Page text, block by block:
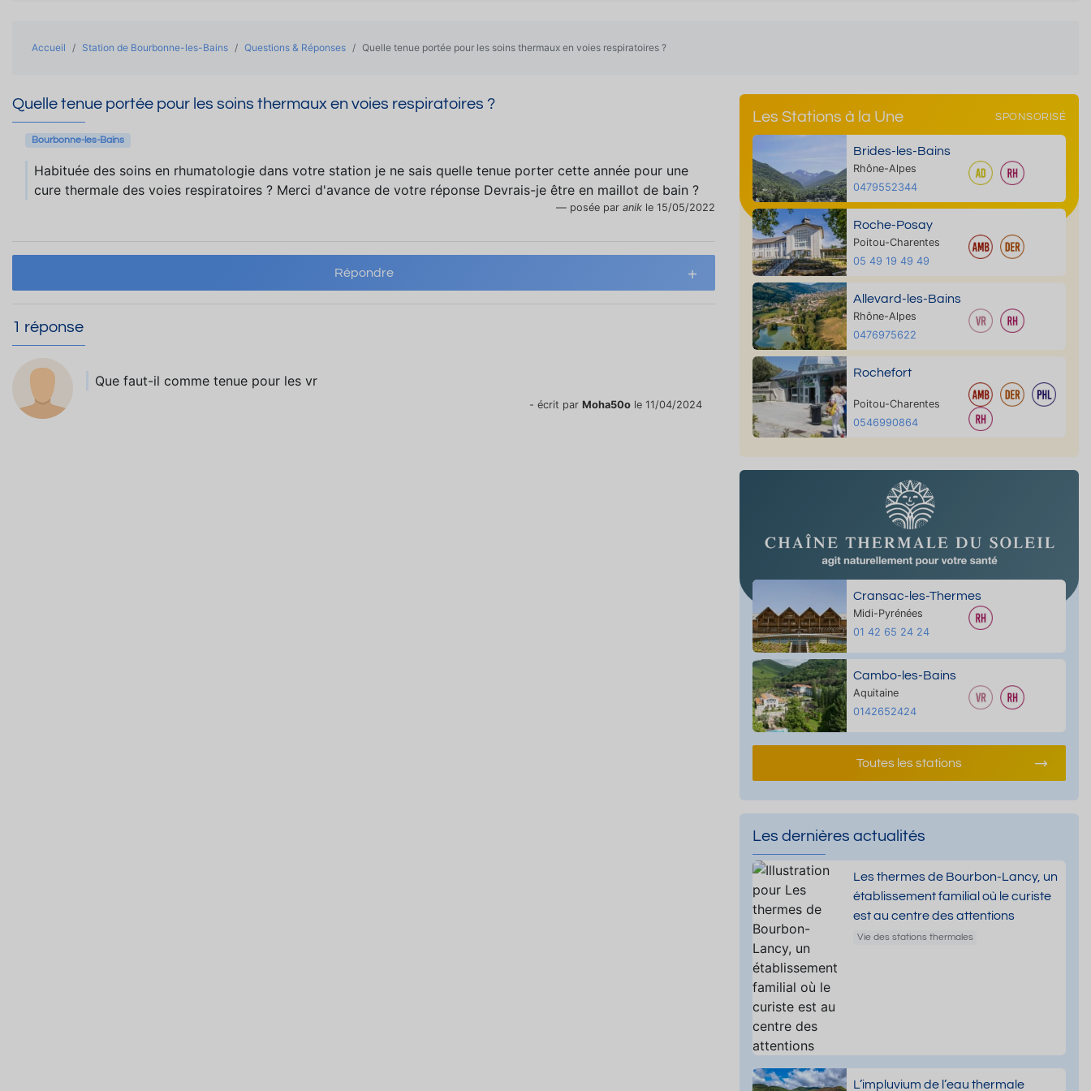
Accueil Station de Bourbonne-les-Bains Questions & Réponses Quelle tenue portée pour les soins thermaux en voies respiratoires ?
Quelle tenue portée pour les soins thermaux en voies respiratoires ?
Bourbonne-les-Bains
Habituée des soins en rhumatologie dans votre station je ne sais quelle tenue porter cette année pour une
cure thermale des voies respiratoires ? Merci d'avance de votre réponse Devrais-je être en maillot de bain ?
posée par anik le 15/05/2022
Répondre
1 réponse
Que faut-il comme tenue pour les vr
- écrit par Moha50ole 11/04/2024
Les Stations à la Une SPONSORISÉ
Brides-les-Bains
Rhône-Alpes
0479552344
Roche-Posay
Poitou-Charentes
05 49 19 49 49
Allevard-les-Bains
Rhône-Alpes
0476975622
Rochefort
Poitou-Charentes
0546990864
Cransac-les-Thermes
Midi-Pyrénées
01 42 65 24 24
Cambo-les-Bains
Aquitaine
0142652424
Toutes les stations
Les dernières actualités
Les thermes de Bourbon-Lancy, un
établissement familial où le curiste
est au centre des attentions
Vie des stations thermales
L’impluvium de l’eau thermale